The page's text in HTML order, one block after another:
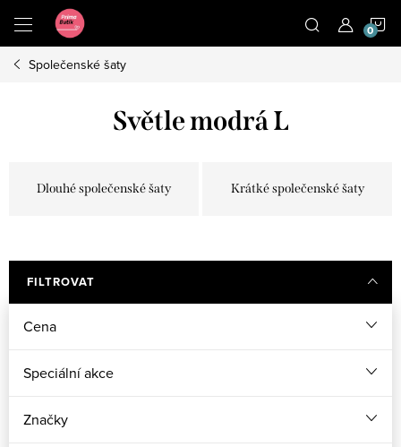
obsah
Společenské šaty
Světle modrá L
Dlouhé společenské šaty Krátké společenské šaty
FILTROVAT
Cena
Speciální akce
Značky